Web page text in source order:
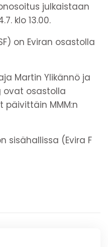
julkaistaan
klo 13.00.
on Eviran osastolla
Martin Ylikännö ja
ovat osastolla
MMM:n
sisähallissa (Evira F